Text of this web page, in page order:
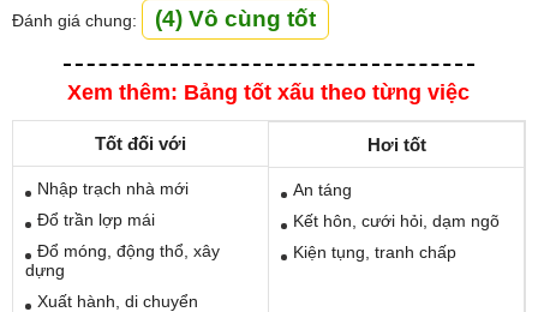
Đánh giá chung: (4) Vô cùng tốt
Xem thêm: Bảng tốt xấu theo từng việc
Tốt đối với
Nhập trạch nhà mới
Đổ trần lợp mái
Đổ móng, động thổ, xây
dựng
Xuất hành, di chuyển
Hơi tốt
An táng
Kết hôn, cưới hỏi, dạm ngõ
Kiện tụng, tranh chấp